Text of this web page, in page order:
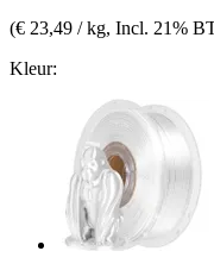
(€ 23,49 / kg, Incl. 21%
Kleur: